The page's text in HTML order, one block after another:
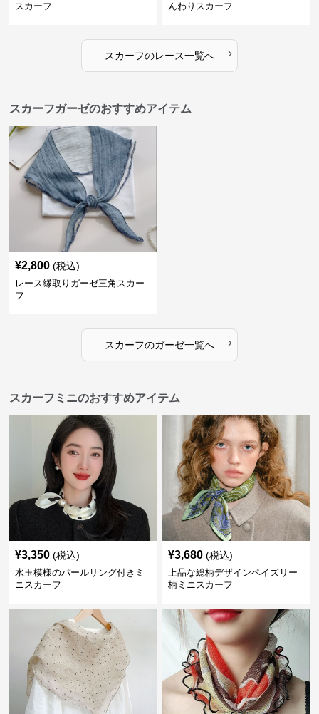
スカーフ
んわりスカーフ
スカーフのレース一覧へ ›
スカーフガーゼのおすすめアイテム
¥2,800 (税込)
レース縁取りガーゼ三角スカー
フ
スカーフのガーゼ一覧へ ›
スカーフミニのおすすめアイテム
¥3,350 (税込)
水玉模様のパールリング付きミ
ニスカーフ
¥3,680 (税込)
上品な総柄デザインペイズリー
柄ミニスカーフ